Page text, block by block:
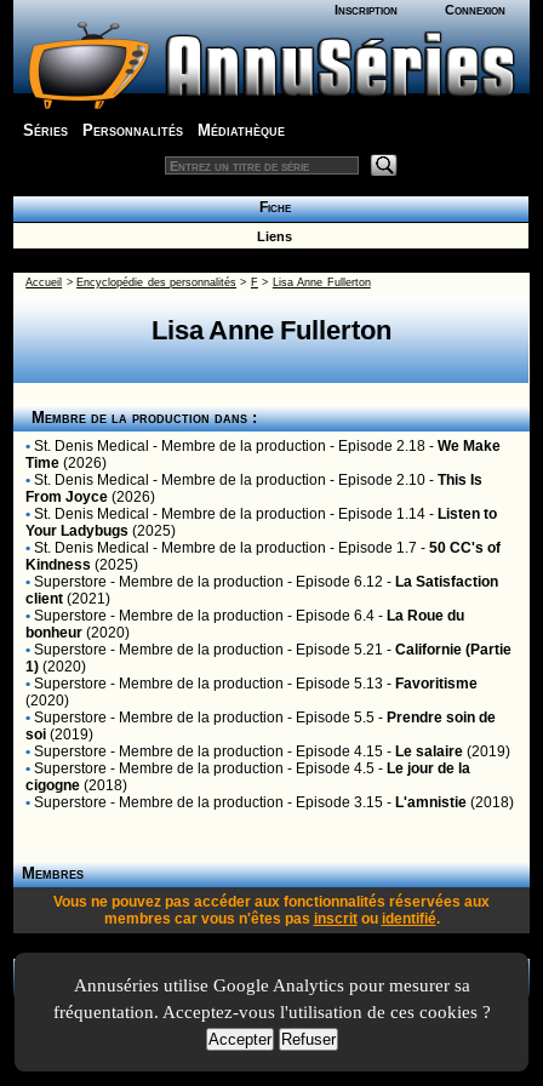
Inscription Connexion
Séries Personnalités Médiathèque
Fiche
Liens
Accueil > Encyclopédie des personnalités > F> Lisa Anne Fullerton
Lisa Anne Fullerton
Membre de la production dans :
• St. Denis Medical - Membre de la production - Episode 2.18 -We Make
Time (2026)
• St. Denis Medical - Membre de la production - Episode 2.10 -This Is
From Joyce (2026)
• St. Denis Medical - Membre de la production - Episode 1.14 - Listen to
Your Ladybugs (2025)
• St. Denis Medical - Membre de la production - Episode 1.7 -50 CC's of
Kindness (2025)
• Superstore - Membre de la production - Episode 6.12 - La Satisfaction
client (2021)
• Superstore - Membre de la production - Episode 6.4 - La Roue du
bonheur (2020)
• Superstore - Membre de la production - Episode 5.21 -Californie (Partie
1) (2020)
• Superstore - Membre de la production - Episode 5.13 - Favoritisme
(2020)
• Superstore - Membre de la production - Episode 5.5 - Prendre soin de
soi (2019)
• Superstore - Membre de la production - Episode 4.15 - Le salaire (2019)
• Superstore - Membre de la production - Episode 4.5 - Le jour de la
cigogne (2018)
• Superstore - Membre de la production - Episode 3.15 - L'amnistie (2018)
Membres
Vous ne pouvez pas accéder aux fonctionnalités réservées aux
membres car vous n'êtes pas inscritou identifié.
A Propos - Contactez-nous A-Suivre.org
Annuséries utilise Google Analytics pour mesurer sa
fréquentation. Acceptez-vous l'utilisation de ces cookies ?
Accepter Refuser